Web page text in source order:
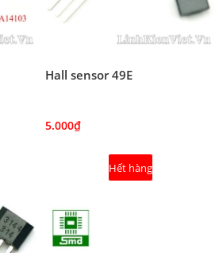
Hall sensor 49E
5.000₫
Hết hàng